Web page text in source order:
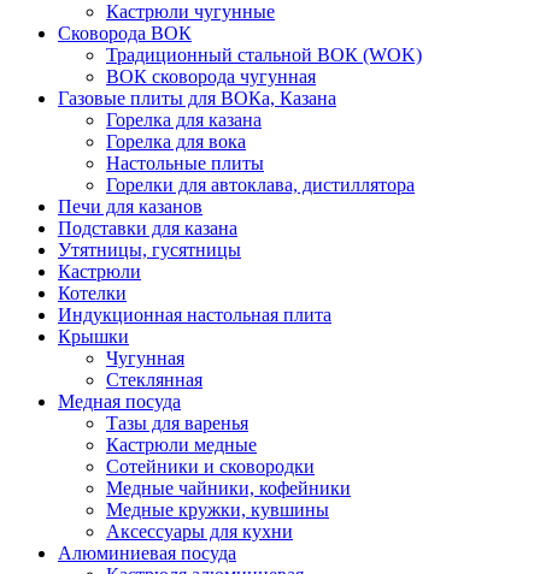
Кастрюли чугунные
Сковорода ВОК
Традиционный стальной ВОК (WOK)
ВОК сковорода чугунная
Газовые плиты для ВОКа, Казана
Горелка для казана
Горелка для вока
Настольные плиты
Горелки для автоклава, дистиллятора
Печи для казанов
Подставки для казана
Утятницы, гусятницы
Кастрюли
Котелки
Индукционная настольная плита
Крышки
Чугунная
Стеклянная
Медная посуда
Тазы для варенья
Кастрюли медные
Сотейники и сковородки
Медные чайники, кофейники
Медные кружки, кувшины
Аксессуары для кухни
Алюминиевая посуда